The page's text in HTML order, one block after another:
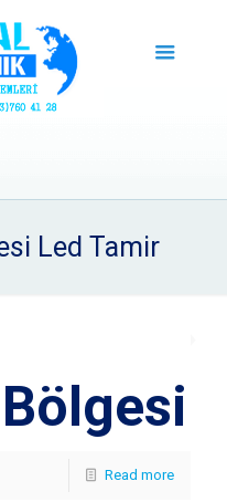
Led Tamir
Read more